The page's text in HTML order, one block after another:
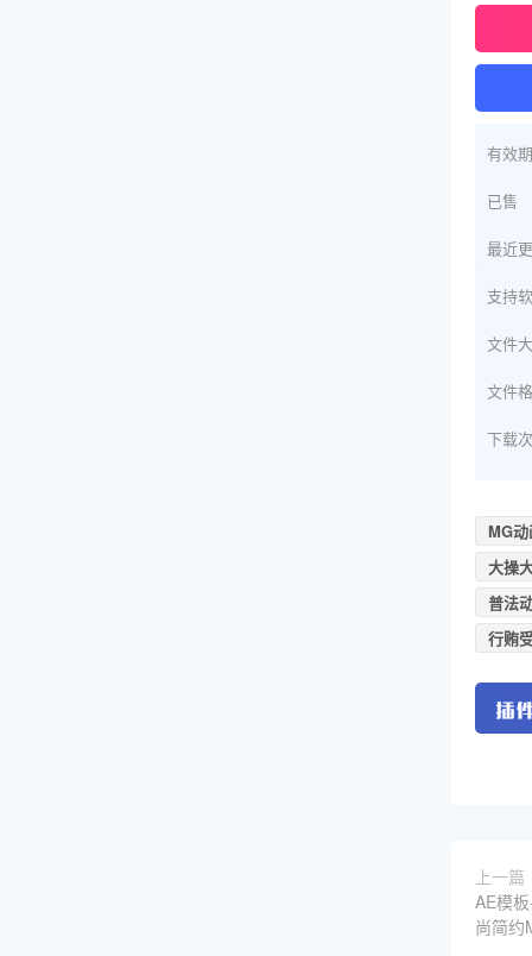
有效期
已售
最近
支持
文件
文件
下载
MG
大操
普法
行贿
上一篇
AE模
尚简约